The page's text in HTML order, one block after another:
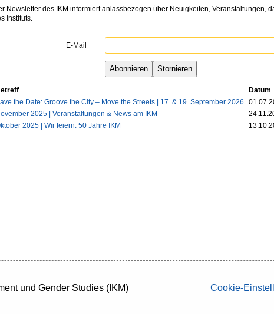
Newsletter des IKM informiert anlassbezogen über Neuigkeiten, Veranstaltungen,
Instituts.
E-Mail
Datum
the Date: Groove the City – Move the Streets | 17. & 19. September 2026
2025 | Veranstaltungen & News am IKM
2025 | Wir feiern: 50 Jahre IKM
und Gender Studies (IKM) Cookie-